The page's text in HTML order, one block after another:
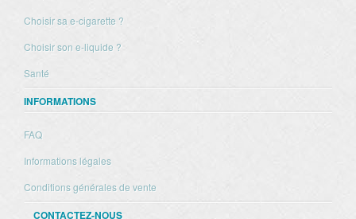
Choisir sa e-cigarette ?
Choisir son e-liquide ?
Santé
INFORMATIONS
FAQ
Informations légales
Conditions générales de vente
CONTACTEZ-NOUS